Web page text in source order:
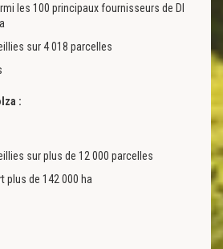
les 100 principaux fournisseurs de DI
sur 4 018 parcelles
:
sur plus de 12 000 parcelles
plus de 142 000 ha